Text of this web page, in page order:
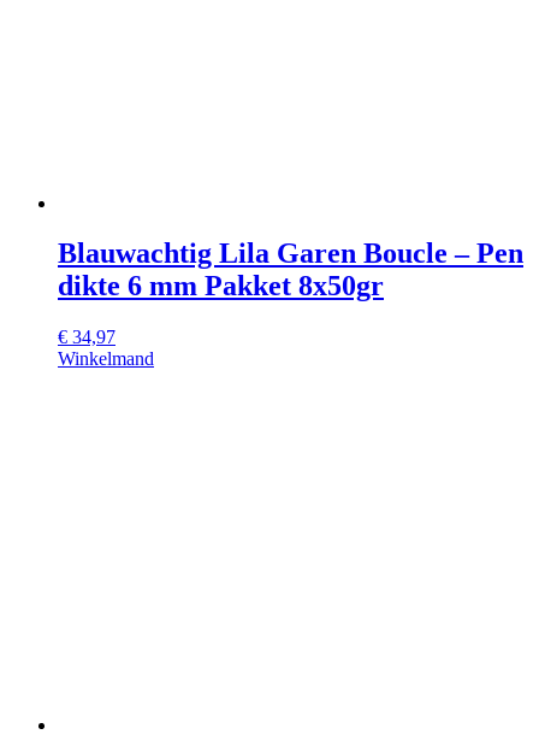
Blauwachtig Lila Garen Boucle – Pen
dikte 6 mm Pakket 8x50gr
€ 34,97
Winkelmand